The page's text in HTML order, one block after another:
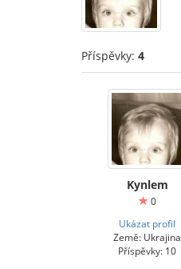
Příspěvky: 4
Kynlem
0
Ukázat profil
Země: Ukrajina
Příspěvky: 10